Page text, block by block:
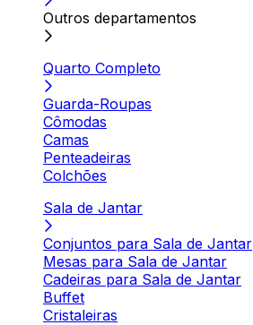
Outros departamentos
Quarto Completo
Guarda-Roupas
Cômodas
Camas
Penteadeiras
Colchões
Sala de Jantar
Conjuntos para Sala de Jantar
Mesas para Sala de Jantar
Cadeiras para Sala de Jantar
Buffet
Cristaleiras